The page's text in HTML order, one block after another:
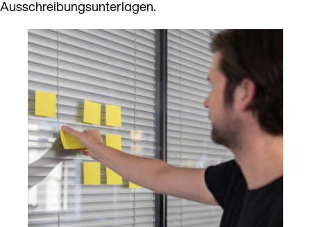
Ausschreibungsunterlagen.